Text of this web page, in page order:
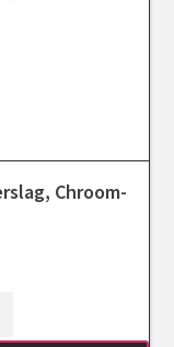
Chroom-